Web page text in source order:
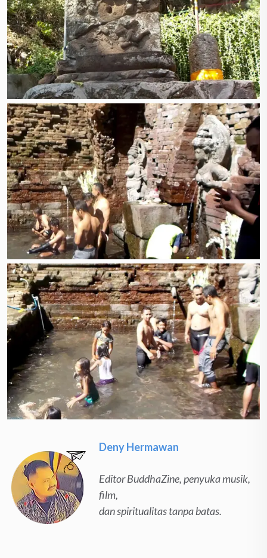
Deny Hermawan
Editor BuddhaZine, penyuka musik,
film,
dan spiritualitas tanpa batas.